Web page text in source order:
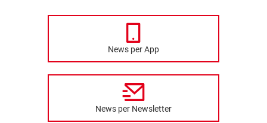
News per App
News per Newsletter